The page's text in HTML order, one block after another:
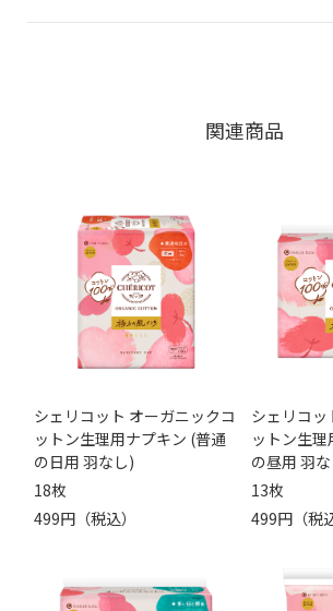
関連商品
シェリコット オーガニックコ
ットン生理用ナプキン (普通
の日用 羽なし)
18枚
499円（税込）
シェリコッ
ットン生
の昼用 羽
13枚
499円（税込